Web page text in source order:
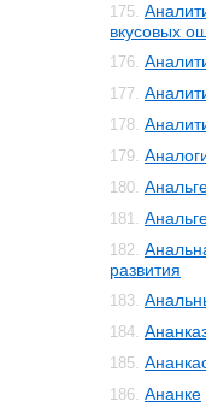
175.
вкусовых
176.
177.
178.
179.
180.
181.
182.
развития
183.
184.
185.
186. Ананке